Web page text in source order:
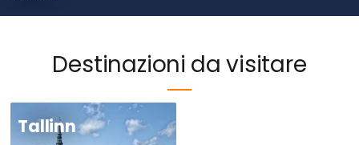
Destinazioni da visitare
Tallinn